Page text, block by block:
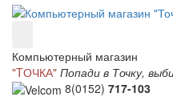
Компьютерный магазин
"TОЧКА" Попади в Точку,
8(0152) 717-103